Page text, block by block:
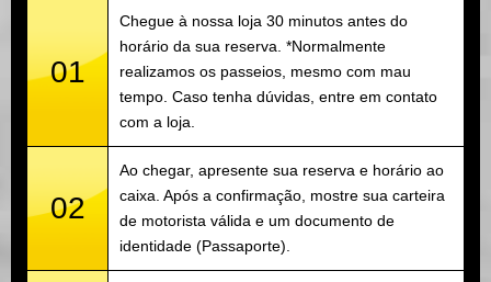
01
Chegue à nossa loja 30 minutos antes do
horário da sua reserva. *Normalmente
realizamos os passeios, mesmo com mau
tempo. Caso tenha dúvidas, entre em contato
com a loja.
02
Ao chegar, apresente sua reserva e horário ao
caixa. Após a confirmação, mostre sua carteira
de motorista válida e um documento de
identidade (Passaporte).